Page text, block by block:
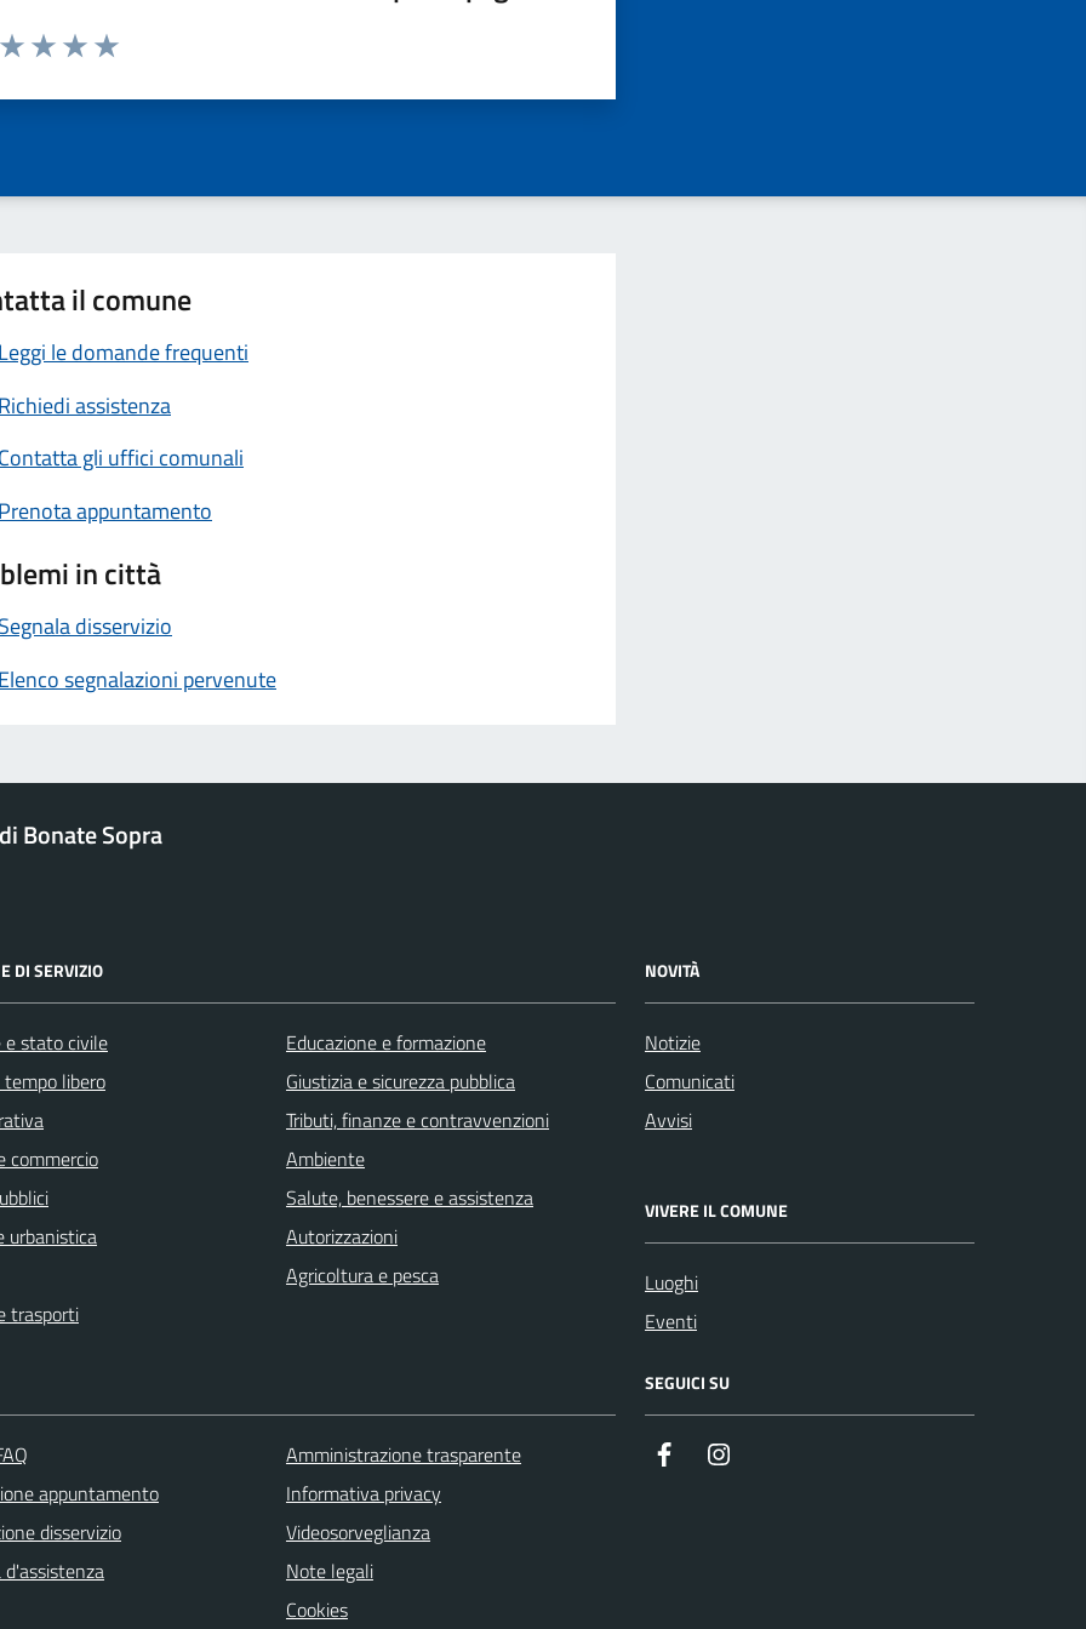
da 1 a 5 stelle la pagina
il comune
le domande frequenti
assistenza
gli uffici comunali
appuntamento
in città
disservizio
segnalazioni pervenute
Bonate Sopra
DI SERVIZIO
e stato civile
libero
commercio
urbanistica
trasporti
Educazione e formazione
Giustizia e sicurezza pubblica
Tributi, finanze e contravvenzioni
Ambiente
Salute, benessere e assistenza
Autorizzazioni
Agricoltura e pesca
NOVITÀ
Notizie
Comunicati
Avvisi
VIVERE IL COMUNE
Luoghi
Eventi
appuntamento
disservizio
Amministrazione trasparente
Informativa privacy
Videosorveglianza
Note legali
Cookies
SEGUICI SU
Facebook